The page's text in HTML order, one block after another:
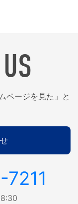
ページを見た」と